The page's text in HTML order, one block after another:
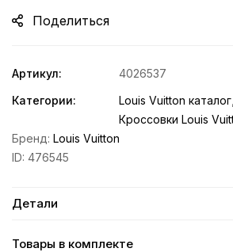
Поделиться
Артикул:
4026537
Категории:
Louis Vuitton каталог
Кроссовки Louis
Бренд: Louis Vuitton
ID: 476545
Детали
Товары в комплекте